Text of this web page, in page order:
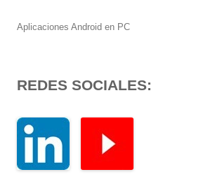
Aplicaciones Android en PC
REDES SOCIALES: